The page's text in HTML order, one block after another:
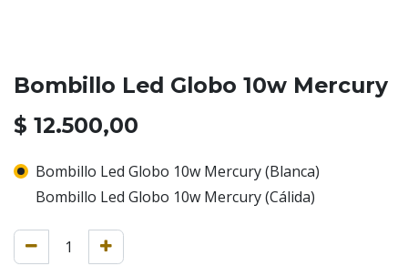
Bombillo Led Globo 10w Mercury
$ 12.500,00
Bombillo Led Globo 10w Mercury (Blanca)
Bombillo Led Globo 10w Mercury (Cálida)